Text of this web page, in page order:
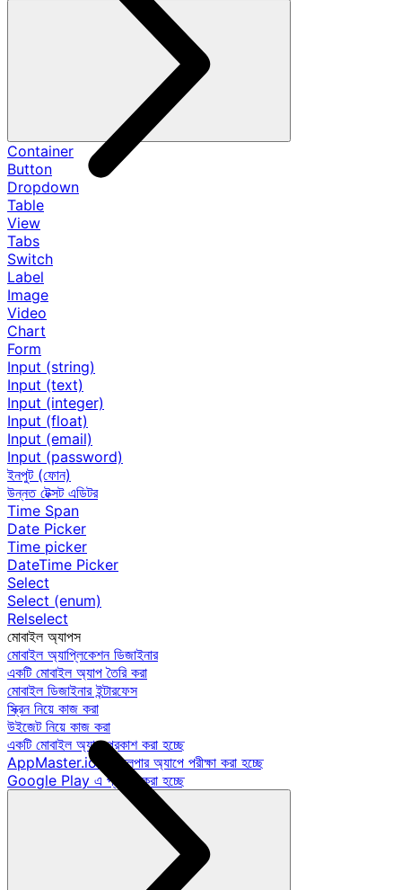
Container
Button
Dropdown
Table
View
Tabs
Switch
Label
Image
Video
Chart
Form
Input (string)
Input (text)
Input (integer)
Input (float)
Input (email)
Input (password)
ইনপুট (ফোন)
উন্নত টেক্সট এডিটর
Time Span
Date Picker
Time picker
DateTime Picker
Select
Select (enum)
Relselect
মোবাইল অ্যাপস
মোবাইল অ্যাপ্লিকেশন ডিজাইনার
একটি মোবাইল অ্যাপ তৈরি করা
মোবাইল ডিজাইনার ইন্টারফেস
স্ক্রিন নিয়ে কাজ করা
উইজেট নিয়ে কাজ করা
একটি মোবাইল অ্যাপ প্রকাশ করা হচ্ছে
AppMaster.io ডেভেলপার অ্যাপে পরীক্ষা করা হচ্ছে
Google Play এ প্রকাশ করা হচ্ছে